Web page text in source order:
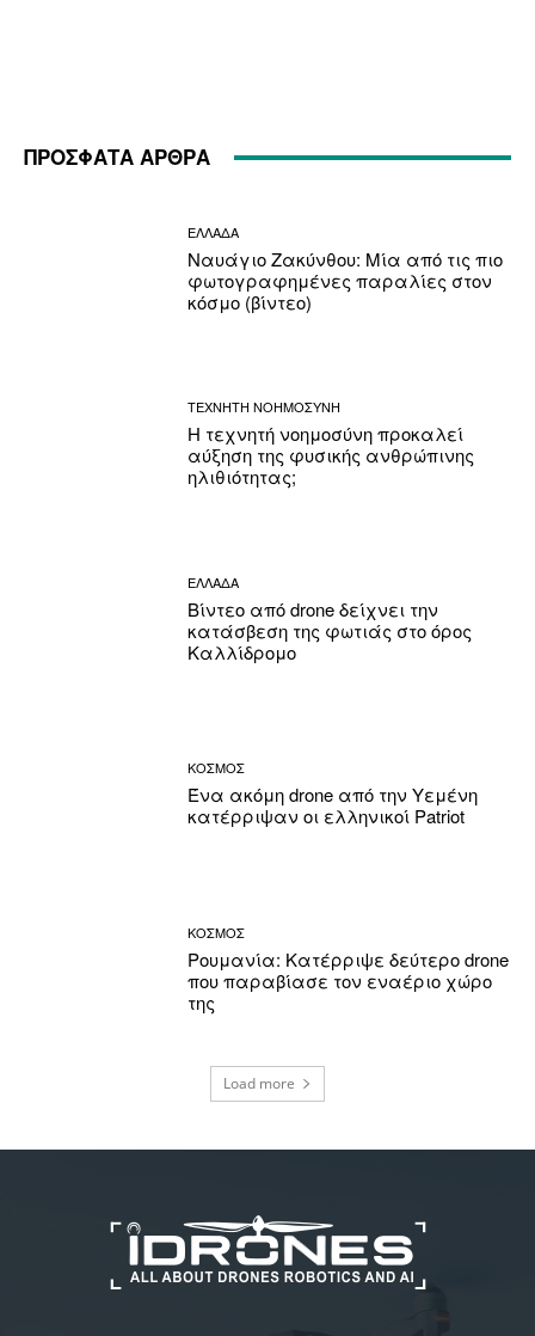
ΠΡΟΣΦΑΤΑ ΑΡΘΡΑ
ΕΛΛΑΔΑ
Ναυάγιο Ζακύνθου: Μία από τις πιο
φωτογραφημένες παραλίες στον
κόσμο (βίντεο)
ΤΕΧΝΗΤΗ ΝΟΗΜΟΣΥΝΗ
Η τεχνητή νοημοσύνη προκαλεί
αύξηση της φυσικής ανθρώπινης
ηλιθιότητας;
ΕΛΛΑΔΑ
Βίντεο από drone δείχνει την
κατάσβεση της φωτιάς στο όρος
Καλλίδρομο
ΚΟΣΜΟΣ
Ένα ακόμη drone από την Υεμένη
κατέρριψαν οι ελληνικοί Patriot
ΚΟΣΜΟΣ
Ρουμανία: Κατέρριψε δεύτερο drone
που παραβίασε τον εναέριο χώρο
της
Load more